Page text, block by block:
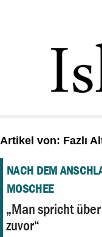
STARTSEITE
DEBATTE
PANORAMA
Artikel von: Fazlı
NACH DEM
MOSCHEE
„Man spricht
zuvor“